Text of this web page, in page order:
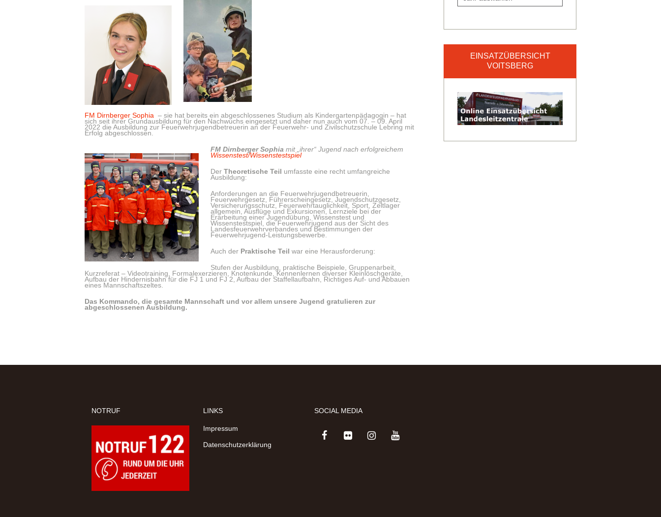
FM Dirnberger Sophia – sie hat bereits ein abgeschlossenes Studium als Kindergartenpädagogin – hat
sich seit ihrer Grundausbildung für den Nachwuchs eingesetzt und daher nun auch vom 07. – 09. April
2022 die Ausbildung zur Feuerwehrjugendbetreuerin an der Feuerwehr- und Zivilschutzschule Lebring mit
Erfolg abgeschlossen.
FM Dirnberger Sophia mit „ihrer“ Jugend nach erfolgreichem
Wissenstest/Wissenstestspiel
Der Theoretische Teil umfasste eine recht umfangreiche
Ausbildung:
Anforderungen an die Feuerwehrjugendbetreuerin,
Feuerwehrgesetz, Führerscheingesetz, Jugendschutzgesetz,
Versicherungsschutz, Feuerwehrtauglichkeit, Sport, Zeltlager
allgemein, Ausflüge und Exkursionen, Lernziele bei der
Erarbeitung einer Jugendübung, Wissenstest und
Wissenstestspiel, die Feuerwehrjugend aus der Sicht des
Landesfeuerwehrverbandes und Bestimmungen der
Feuerwehrjugend-Leistungsbewerbe.
Auch der Praktische Teil war eine Herausforderung:
Stufen der Ausbildung, praktische Beispiele, Gruppenarbeit,
Kurzreferat – Videotraining, Formalexerzieren, Knotenkunde, Kennenlernen diverser Kleinlöschgeräte,
Aufbau der Hindernisbahn für die FJ 1 und FJ 2, Aufbau der Staffellaufbahn, Richtiges Auf- und Abbauen
eines Mannschaftszeltes.
Das Kommando, die gesamte Mannschaft​ und vor allem unsere Jugend gratulieren zur
abgeschlossenen Ausbildung.
EINSATZÜBERSICHT
VOITSBERG
NOTRUF LINKS
Impressum
Datenschutzerklärung
SOCIAL MEDIA